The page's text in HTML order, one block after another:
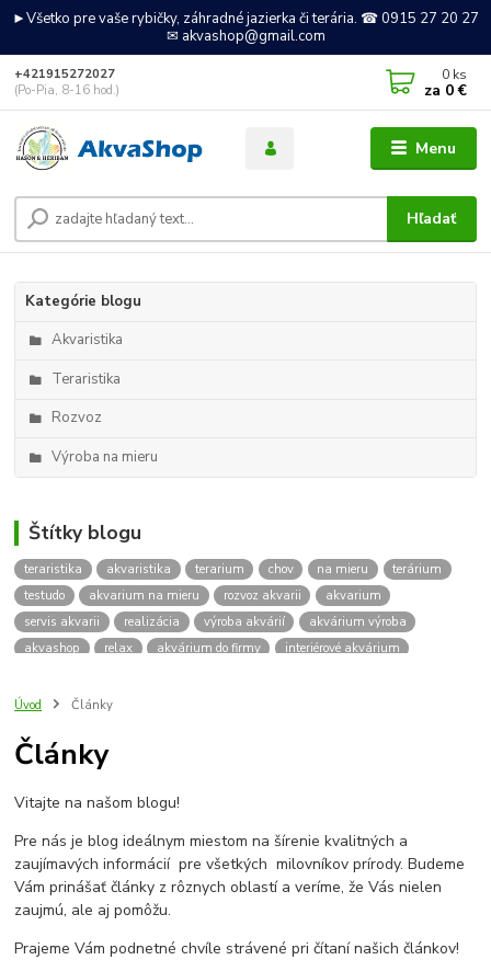
►Všetko pre vaše rybičky, záhradné jazierka či terária. ☎ 0915 27 20 27
✉ akvashop@gmail.com
Menu
Hľadať
+421915272027
(Po-Pia, 8-16 hod.)
0 ks
za 0 €
Kategórie blogu
Akvaristika
Teraristika
Rozvoz
Výroba na mieru
Štítky blogu
teraristika akvaristika terarium chov na mieru
terárium
testudo
akvarium na mieru rozvoz akvarii
akvarium
servis akvarii
realizácia výroba akvárií
akvárium výroba
akvashop
relax akvárium do firmy
interiérové akvárium
insektárium
skrinka
podstavec
Testudo horsfieldii
Korytnačka stepná
zriaďovanie terária
terárium pre suchozemskú korytnačku
želva
korytnačky
Bratislava
vyroba akvarii akvarium dovoz
rozvoz akvarií
záruka na akvárium
Úvod Články
Články
Vitajte na našom blogu!
Pre nás je blog ideálnym miestom na šírenie kvalitných a
zaujímavých informácií pre všetkých milovníkov prírody. Budeme
Vám prinášať články z rôznych oblastí a veríme, že Vás nielen
zaujmú, ale aj pomôžu.
Prajeme Vám podnetné chvíle strávené pri čítaní našich článkov!